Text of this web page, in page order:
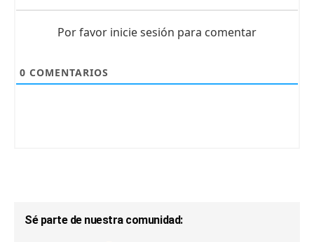
Por favor inicie sesión para comentar
0 COMENTARIOS
Sé parte de nuestra comunidad: